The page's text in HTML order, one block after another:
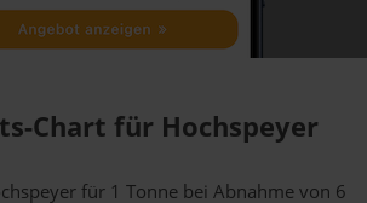
Chart für Hochspeyer
für 1 Tonne bei Abnahmevon 6